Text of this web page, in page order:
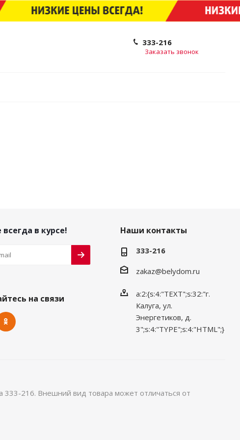
333-216
Заказать звонок
всегда в курсе!
на связи
Наши контакты
333-216
zakaz@belydom.ru
a:2:{s:4:"TEXT";s:32:"г.
Калуга, ул.
Энергетиков, д.
3";s:4:"TYPE";s:4:"HTML";}
333-216. Внешний вид товара может отличаться от